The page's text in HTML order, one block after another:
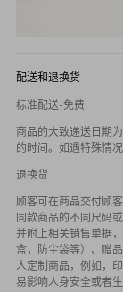
配送和退换货
标准配送-免费
商品的大致递送日期
的时间。如遇特殊情
退换货
顾客可在商品交付顾
同款商品的不同尺码
并附上相关销售单据
盒，防尘袋等）、赠
人定制商品，例如，
易影响人身安全或者